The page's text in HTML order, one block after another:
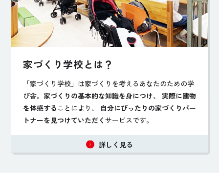
家づくり学校とは？
「家づくり学校」は家づくりを考えるあなたのための学
び舎。 家づくりの基本的な知識を身につけ、 実際に建物
を体感する ことにより、 自分にぴったりの家づくりパー
トナーを見つけていただく サービスです。
詳しく見る